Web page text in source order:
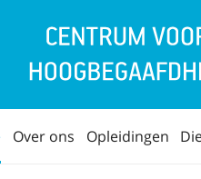
Over ons Opleidingen